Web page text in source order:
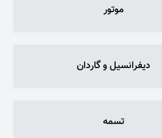
موتور
دیفرانسیل و گاردان
تسمه